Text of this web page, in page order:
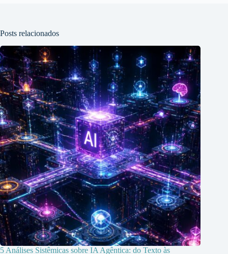
Posts relacionados
5 Análises Sistêmicas sobre IA Agêntica: do Texto às